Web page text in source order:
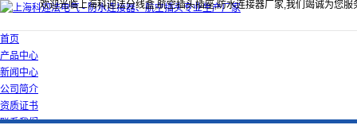
欢迎光临上海科迎法分线盒,航空插头插座,防水连接器厂家,我们竭诚为您服
首页
产品中心
新闻中心
公司简介
资质证书
联系我们